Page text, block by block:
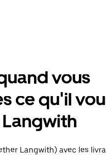
vous
ce qu'il
Langwith) avec les